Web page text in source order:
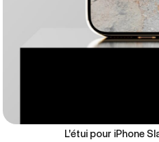
L'étui pour iPhone